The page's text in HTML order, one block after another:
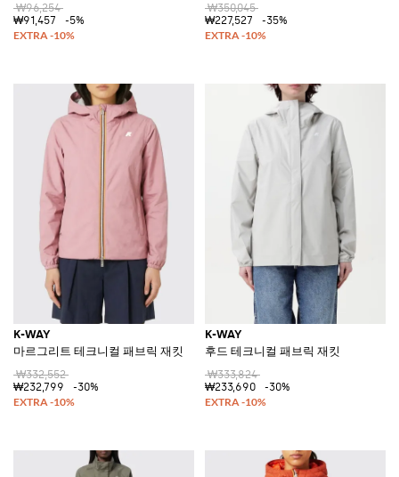
₩96,254
₩91,457
-5%
₩350,045
₩227,527
-35%
K-WAY
마르그리트 테크니컬 패브릭 재킷
₩332,552
₩232,799
-30%
K-WAY
후드 테크니컬 패브릭 재킷
₩333,824
₩233,690
-30%